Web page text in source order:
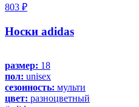
803 ₽
Носки adidas
размер: 18
пол: unisex
сезонность: мульти
цвет: разноцветный